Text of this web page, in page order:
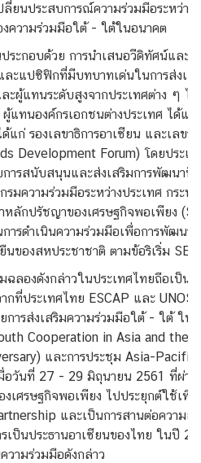
ยนประสบการณ์ความร่วมมือระหว่าง
ความร่วมมือใต้ - ใต้ในอนาคต
ย การนำเสนอวีดิทัศน์และคำกล่
ละแปซิฟิกที่มีบทบาทเด่นในการส่งเ
ะผู้แทนระดับสูงจากประเทศต่าง ๆ
ทนองค์กรเอกชนต่างประเทศ ได้แ
แก่ รองเลขาธิการอาเซียน และเลข
Development Forum) โดยประเท
ารสนับสนุนและส่งเสริมการพัฒนาที่
มความร่วมมือระหว่างประเทศ กระท
หลักปรัชญาของเศรษฐกิจพอเพียง
ารดำเนินความร่วมมือเพื่อการพัฒน
นของสหประชาชาติ ตามข้อริเริ่ม
ล่าวในประเทศไทยถือเป็นกิจกร
ที่ประเทศไทย ESCAP และ
การส่งเสริมความร่วมมือใต้ - ใต้ ใ
Cooperation in Asia and the
และการประชุม Asia-
อวันที่ 27 - 29 มิถุนายน 2561 ที่ผ่า
เศรษฐกิจพอเพียง ไปประยุกต์ใช้เพื่
และเป็นการสานต่อความส
ป็นประธานอาเซียนของไทย ในปี
วามร่วมมือดังกล่าว